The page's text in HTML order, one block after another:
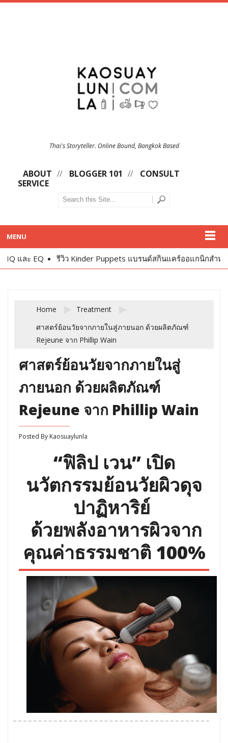
Thai's Storyteller. Online Bound, Bangkok Based
ABOUT BLOGGER 101
CONSULT
SERVICE
MENU
ะ EQ รีวิว Kinder Puppets แบรนด์สกินแคร์ออแกนิกสำหรับเด็ก
Home
Treatment
ศาสตร์ย้อนวัยจากภายในสู่ภายนอก ด้วยผลิตภัณฑ์
Rejeune จาก Phillip Wain
ศาสตร์ย้อนวัยจากภายในสู่
ภายนอก ด้วยผลิตภัณฑ์
Rejeune จาก Phillip Wain
Posted By Kaosuaylunla
“ฟิลิป เวน” เปิด
นวัตกรรมย้อนวัยผิวดุจ
ปาฏิหาริย์
ด้วยพลังอาหารผิวจาก
คุณค่าธรรมชาติ 100%